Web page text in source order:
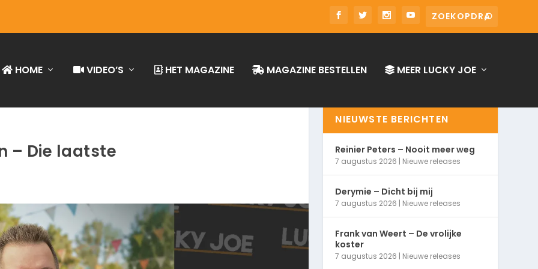
HOME VIDEO’S HET MAGAZINE MAGAZINE BESTELLEN MEER LUCKY JOE
– Die laatste
NIEUWSTE BERICHTEN
Reinier Peters – Nooit meer weg
7 augustus 2026 | Nieuwe releases
Derymie – Dicht bij mij
7 augustus 2026 | Nieuwe releases
Frank van Weert – De vrolijke
koster
7 augustus 2026 | Nieuwe releases